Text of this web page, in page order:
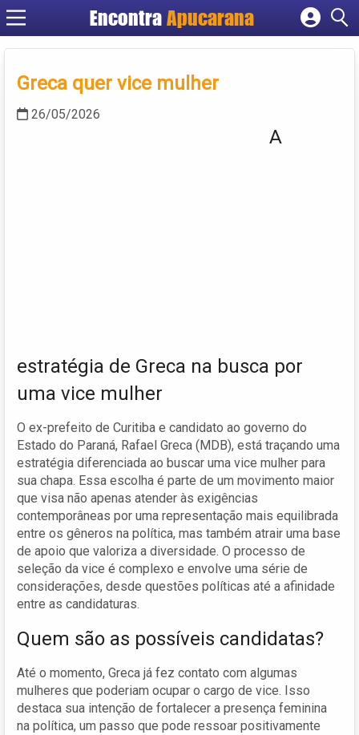
Encontra Apucarana
Cadastrar empresa
Criar conta
Greca quer vice mulher
26/05/2026
A
estratégia de Greca na busca por
uma vice mulher
O ex-prefeito de Curitiba e candidato ao governo do
Estado do Paraná, Rafael Greca (MDB), está traçando uma
estratégia diferenciada ao buscar uma vice mulher para
sua chapa. Essa escolha é parte de um movimento maior
que visa não apenas atender às exigências
contemporâneas por uma representação mais equilibrada
entre os gêneros na política, mas também atrair uma base
de apoio que valoriza a diversidade. O processo de
seleção da vice é complexo e envolve uma série de
considerações, desde questões políticas até a afinidade
entre as candidaturas.
Quem são as possíveis candidatas?
Até o momento, Greca já fez contato com algumas
mulheres que poderiam ocupar o cargo de vice. Isso
destaca sua intenção de fortalecer a presença feminina
na política, um passo que pode ressoar positivamente